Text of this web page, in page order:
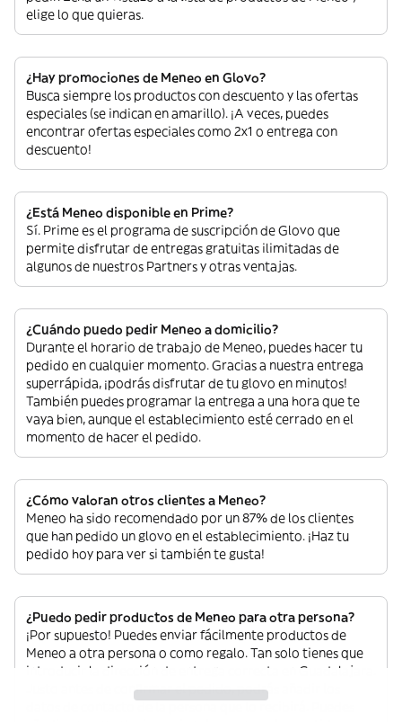
elige lo que quieras.
¿Hay promociones de Meneo en Glovo?
Busca siempre los productos con descuento y las ofertas
especiales (se indican en amarillo). ¡A veces, puedes
encontrar ofertas especiales como 2x1 o entrega con
descuento!
¿Está Meneo disponible en Prime?
Sí. Prime es el programa de suscripción de Glovo que
permite disfrutar de entregas gratuitas ilimitadas de
algunos de nuestros Partners y otras ventajas.
¿Cuándo puedo pedir Meneo a domicilio?
Durante el horario de trabajo de Meneo, puedes hacer tu
pedido en cualquier momento. Gracias a nuestra entrega
superrápida, ¡podrás disfrutar de tu glovo en minutos!
También puedes programar la entrega a una hora que te
vaya bien, aunque el establecimiento esté cerrado en el
momento de hacer el pedido.
¿Cómo valoran otros clientes a Meneo?
Meneo ha sido recomendado por un 87% de los clientes
que han pedido un glovo en el establecimiento. ¡Haz tu
pedido hoy para ver si también te gusta!
¿Puedo pedir productos de Meneo para otra persona?
¡Por supuesto! Puedes enviar fácilmente productos de
Meneo a otra persona o como regalo. Tan solo tienes que
introducir la dirección de entrega correcta en Guadalajara.
Justo antes de confirmar el pedido, podrás añadir los